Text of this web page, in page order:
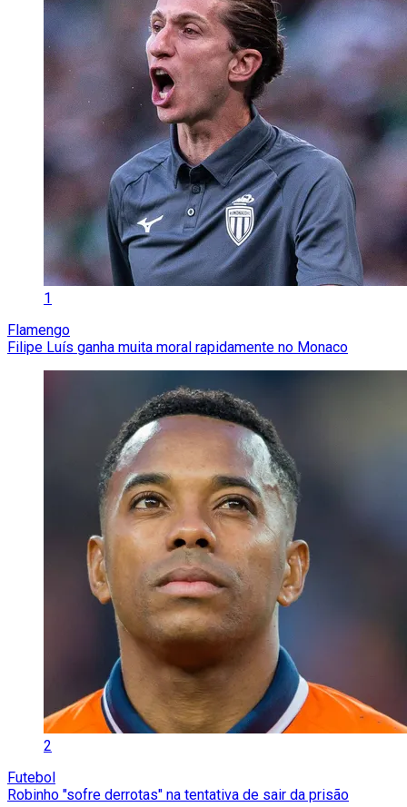
1
Flamengo
Filipe Luís ganha muita moral rapidamente no Monaco
2
Futebol
Robinho "sofre derrotas" na tentativa de sair da prisão